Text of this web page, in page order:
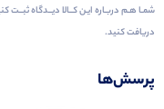
دریافت کنید.
پرسش‌ها